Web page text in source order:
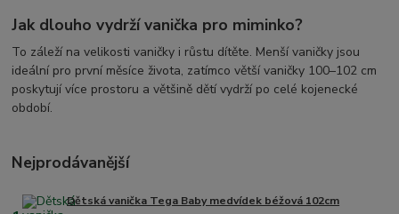
Jak dlouho vydrží vanička pro miminko?
To záleží na velikosti vaničky i růstu dítěte. Menší vaničky jsou
ideální pro první měsíce života, zatímco větší vaničky 100–102 cm
poskytují více prostoru a většině dětí vydrží po celé kojenecké
období.
Nejprodávanější
Dětská vanička Tega Baby medvídek béžová 102cm